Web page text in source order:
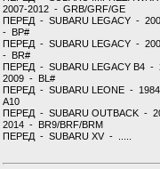
2007-2012 - GRB/GRF/GE
ПЕРЕД - SUBARU LEGACY -
- BP#
ПЕРЕД - SUBARU LEGACY -
- BR#
ПЕРЕД - SUBARU LEGACY B4 -
2009 - BL#
ПЕРЕД - SUBARU LEONE -
A10
ПЕРЕД - SUBARU OUTBACK -
2014 - BR9/BRF/BRM
ПЕРЕД - SUBARU XV - .....